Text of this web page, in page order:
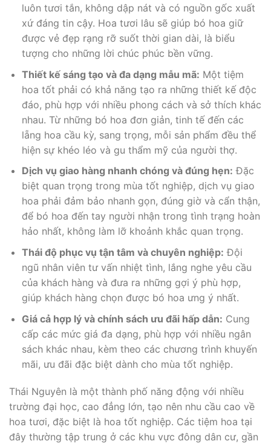
luôn tươi tắn, không dập nát và có nguồn gốc xuất
xứ đáng tin cậy. Hoa tươi lâu sẽ giúp bó hoa giữ
được vẻ đẹp rạng rỡ suốt thời gian dài, là biểu
tượng cho những lời chúc phúc bền vững.
Thiết kế sáng tạo và đa dạng mẫu mã: Một tiệm
hoa tốt phải có khả năng tạo ra những thiết kế độc
đáo, phù hợp với nhiều phong cách và sở thích khác
nhau. Từ những bó hoa đơn giản, tinh tế đến các
lẵng hoa cầu kỳ, sang trọng, mỗi sản phẩm đều thể
hiện sự khéo léo và gu thẩm mỹ của người thợ.
Dịch vụ giao hàng nhanh chóng và đúng hẹn: Đặc
biệt quan trọng trong mùa tốt nghiệp, dịch vụ giao
hoa phải đảm bảo nhanh gọn, đúng giờ và cẩn thận,
để bó hoa đến tay người nhận trong tình trạng hoàn
hảo nhất, không làm lỡ khoảnh khắc quan trọng.
Thái độ phục vụ tận tâm và chuyên nghiệp: Đội
ngũ nhân viên tư vấn nhiệt tình, lắng nghe yêu cầu
của khách hàng và đưa ra những gợi ý phù hợp,
giúp khách hàng chọn được bó hoa ưng ý nhất.
Giá cả hợp lý và chính sách ưu đãi hấp dẫn: Cung
cấp các mức giá đa dạng, phù hợp với nhiều ngân
sách khác nhau, kèm theo các chương trình khuyến
mãi, ưu đãi đặc biệt dành cho mùa tốt nghiệp.
Thái Nguyên là một thành phố năng động với nhiều
trường đại học, cao đẳng lớn, tạo nên nhu cầu cao về
hoa tươi, đặc biệt là hoa tốt nghiệp. Các tiệm hoa tại
đây thường tập trung ở các khu vực đông dân cư, gần